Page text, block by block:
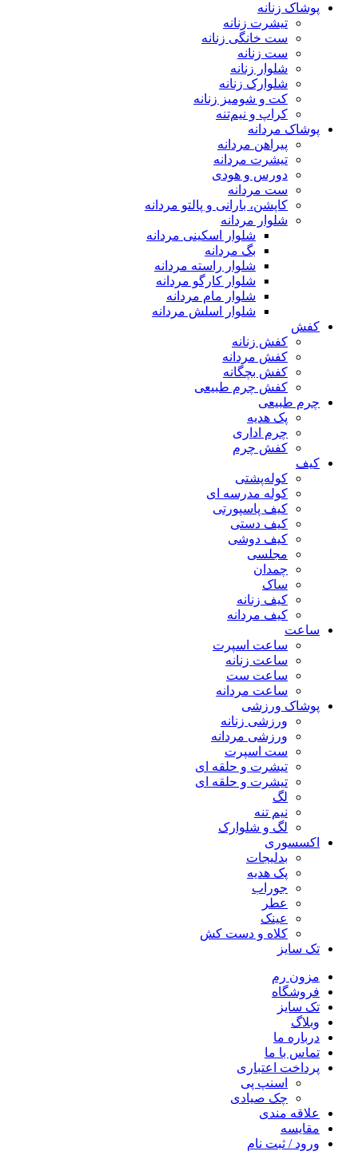
پوشاک زنانه
تیشرت زنانه
ست خانگی زنانه
ست زنانه
شلوار زنانه
شلوارک زنانه
کت و شومیز زنانه
کراپ و نیم‌تنه
پوشاک مردانه
پیراهن مردانه
تیشرت مردانه
دورس و هودی
ست مردانه
کاپشن، بارانی و پالتو مردانه
شلوار مردانه
شلوار اسکینی مردانه
بگ مردانه
شلوار راسته مردانه
شلوار کارگو مردانه
شلوار مام مردانه
شلوار اسلش مردانه
کفش
کفش زنانه
کفش مردانه
کفش بچگانه
کفش چرم طبیعی
چرم طبیعی
پک هدیه
چرم اداری
کفش چرم
کیف
کوله‌پشتی
کوله مدرسه ای
کیف پاسپورتی
کیف دستی
کیف دوشی
مجلسی
چمدان
ساک
کیف زنانه
کیف مردانه
ساعت
ساعت اسپرت
ساعت زنانه
ساعت ست
ساعت مردانه
پوشاک ورزشی
ورزشی زنانه
ورزشی مردانه
ست اسپرت
تیشرت و حلقه ای
تیشرت و حلقه ای
لگ
نیم تنه
لگ و شلوارک
اکسسوری
بدلیجات
پک هدیه
جوراب
عطر
عینک
کلاه و دست کش
تک سایز
مزون رم
فروشگاه
تک سایز
وبلاگ
درباره ما
تماس با ما
پرداخت اعتباری
اسنپ پی
چک صیادی
علاقه مندی
مقايسه
ورود / ثبت نام